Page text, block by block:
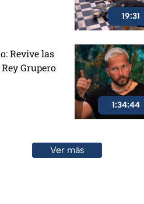
19:31
Revive las
Grupero
1:34:44
Ver más